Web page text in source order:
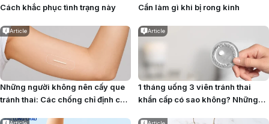
Cách khắc phục tình trạng này
Cần làm gì khi bị rong kinh
Article
Những người không nên cấy que
tránh thai: Các chống chỉ định cần
Article
1 tháng uống 3 viên tránh thai
khẩn cấp có sao không? Những